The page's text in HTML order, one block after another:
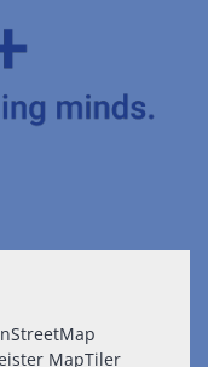
MapTiler